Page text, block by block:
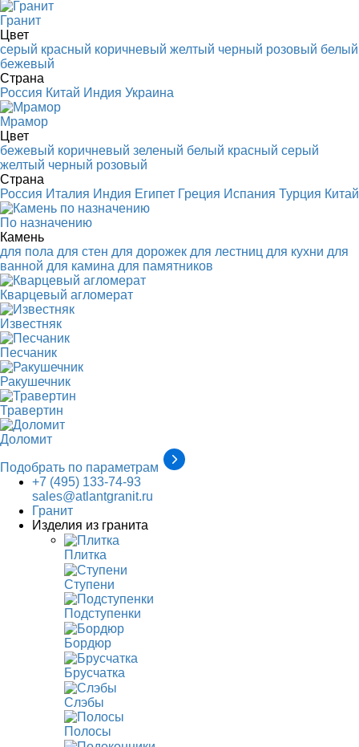
Гранит
Цвет
серый красный коричневый желтый черный розовый белый
бежевый
Страна
Россия Китай Индия Украина
Мрамор
Цвет
бежевый коричневый зеленый белый красный серый
желтый черный розовый
Страна
Россия Италия Индия Египет Греция Испания Турция Китай
По назначению
Камень
для пола для стен для дорожек для лестниц для кухни для
ванной для камина для памятников
Кварцевый агломерат
Известняк
Песчаник
Ракушечник
Травертин
Доломит
Подобрать по параметрам
+7 (495) 133-74-93
sales@atlantgranit.ru
Гранит
Изделия из гранита
Плитка
Ступени
Подступенки
Бордюр
Брусчатка
Слэбы
Полосы